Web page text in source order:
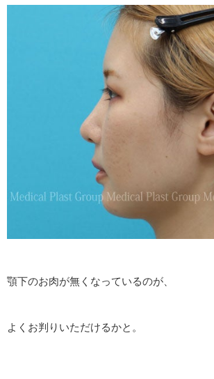
顎下のお肉が無くなっているのが、
よくお判りいただけるかと。